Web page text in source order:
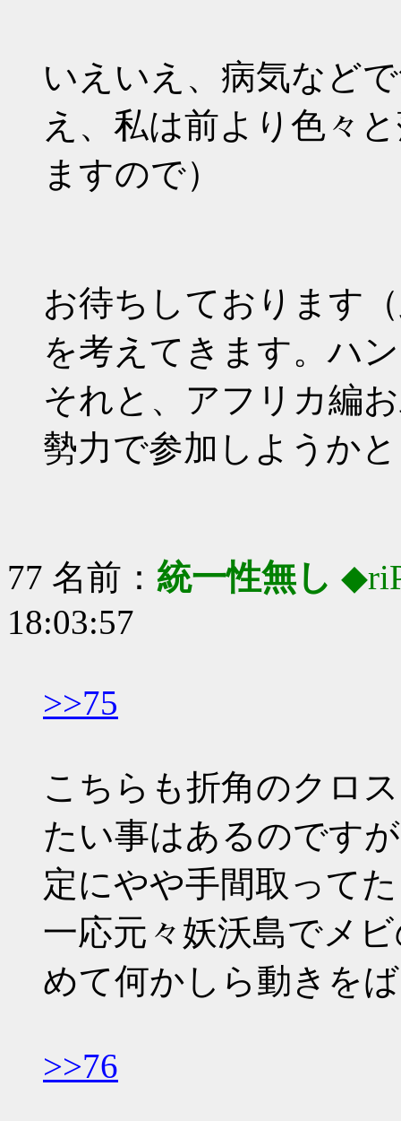
いえいえ、病気など
え、私は前より色々
ますので）
お待ちしております
を考えてきます。ハ
それと、アフリカ編
勢力で参加しようか
77 名前： 統一性無し
18:03:57
>>75
こちらも折角のクロ
たい事はあるのです
定にやや手間取って
一応元々妖沃島でメ
めて何かしら動きを
>>76